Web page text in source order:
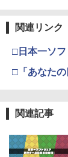
関連リンク
□日本一ソ
□「あなた
関連記事